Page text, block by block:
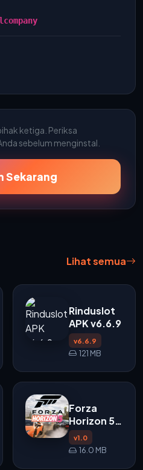
ketiga. Periksa
sebelum menginstal.
Sekarang
Lihat semua
Rinduslot
APK v6.6.9
v6.6.9
121 MB
Forza
Horizon 5
APK
v1.0
16.0 MB